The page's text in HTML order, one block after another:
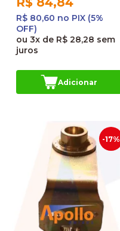
R$ 80,60 no PIX (5%
OFF)
ou 3x de R$ 28,28 sem
juros
Adicionar
-17%